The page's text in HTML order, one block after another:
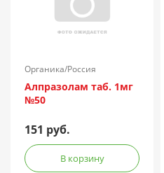
Органика/Россия
Алпразолам таб. 1мг
№50
151 руб.
В корзину